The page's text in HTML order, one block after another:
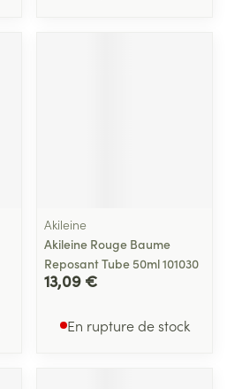
Akileine
Akileine Rouge Baume
Reposant Tube 50ml 101030
13,09 €
En rupture de stock